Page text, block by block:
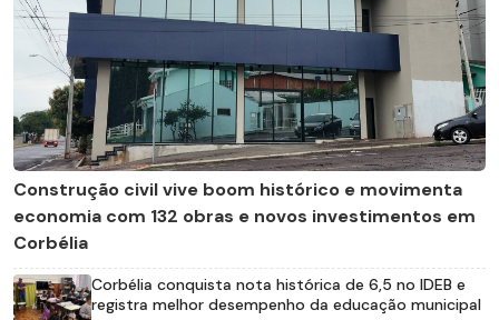
Construção civil vive boom histórico e movimenta
economia com 132 obras e novos investimentos em
Corbélia
Corbélia conquista nota histórica de 6,5 no IDEB e
registra melhor desempenho da educação municipal